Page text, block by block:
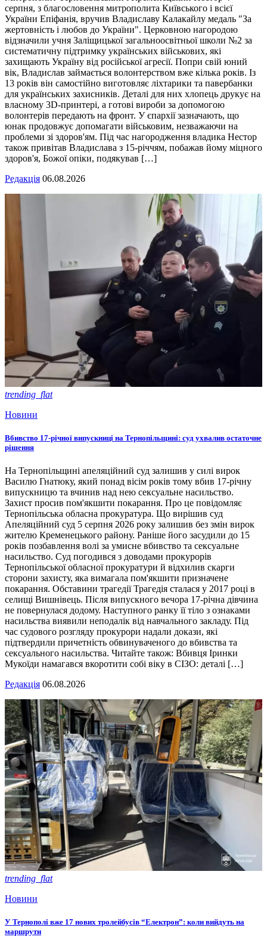
серпня, з благословення митрополита Київського і всієї
України Епіфанія, вручив Владиславу Калакайлу медаль "За
жертовність і любов до України". Церковною нагородою
відзначили учня Заліщицької загальноосвітньої школи №2 за
систематичну підтримку українських військових, які
захищають Україну від російської агресії. Попри свій юний
вік, Владислав займається волонтерством вже кілька років. Із
13 років він самостійно виготовляє ліхтарики та павербанки
для українських захисників. Деталі для них хлопець друкує на
власному 3D-принтері, а готові вироби за допомогою
волонтерів передають на фронт. У єпархії зазначають, що
юнак продовжує допомагати військовим, незважаючи на
проблеми зі здоров'ям. Під час нагородження владика Нестор
також привітав Владислава з 15-річчям, побажав йому міцного
здоров'я, Божої опіки, подякував […]
Редакція 06.08.2026
trending_flat
Новини
Вбивство 17-річної випускниці на Тернопільщині: суд ухвалив остаточне
рішення
На Тернопільщині апеляційний суд залишив у силі вирок
Василю Гнатюку, який понад вісім років тому вбив 17-річну
випускницю та вчинив над нею сексуальне насильство.
Захист просив пом'якшити покарання. Про це повідомляє
Тернопільська обласна прокуратура. Що вирішив суд
Апеляційний суд 5 серпня 2026 року залишив без змін вирок
жителю Кременецького району. Раніше його засудили до 15
років позбавлення волі за умисне вбивство та сексуальне
насильство. Суд погодився з доводами прокурорів
Тернопільської обласної прокуратури й відхилив скарги
сторони захисту, яка вимагала пом'якшити призначене
покарання. Обставини трагедії Трагедія сталася у 2017 році в
селищі Вишнівець. Після випускного вечора 17-річна дівчина
не повернулася додому. Наступного ранку її тіло з ознаками
насильства виявили неподалік від навчального закладу. Під
час судового розгляду прокурори надали докази, які
підтвердили причетність обвинуваченого до вбивства та
сексуального насильства. Читайте також: Вбивця Іринки
Мукоїди намагався вкоротити собі віку в СІЗО: деталі […]
Редакція 06.08.2026
trending_flat
Новини
У Тернополі вже 17 нових тролейбусів “Електрон”: коли вийдуть на
маршрути